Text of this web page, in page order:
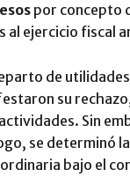
por concepto
al ejercicio fiscal
de
su
Sin
se determinó
bajo el